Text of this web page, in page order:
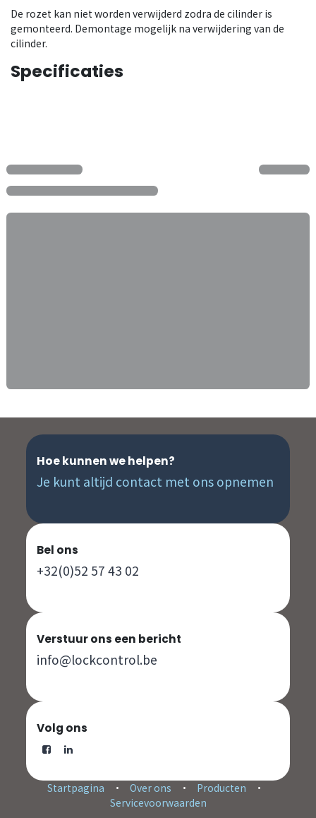
De rozet kan niet worden verwijderd zodra de cilinder is
gemonteerd. Demontage mogelijk na verwijdering van de
cilinder.
Specificaties
Hoe kunnen we helpen?
Je kunt altijd contact met ons opnemen
Bel ons
+32(0)52 57 43 02
Verstuur ons een bericht
info@lockcontrol.be
Volg ons
Startpagina • Over ons • Producten
•
Servicevoorwaarden